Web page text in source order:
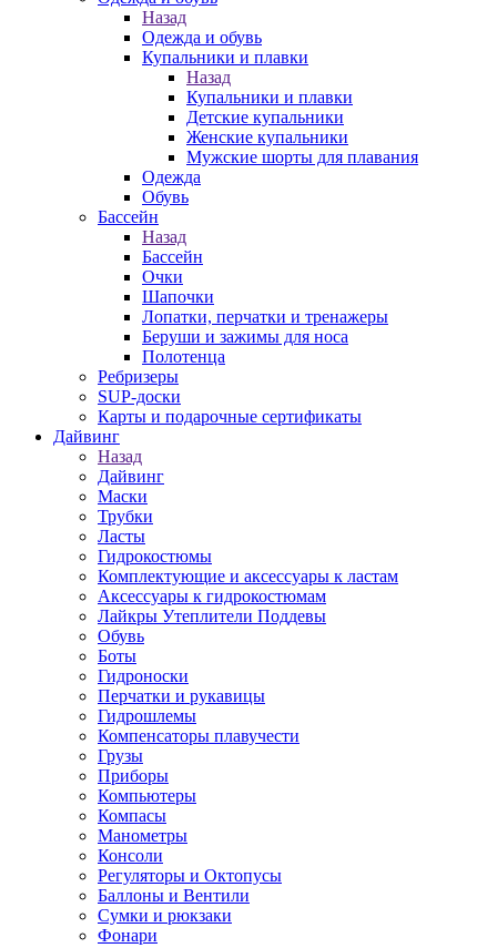
Назад
Одежда и обувь
Купальники и плавки
Назад
Купальники и плавки
Детские купальники
Женские купальники
Мужские шорты для плавания
Одежда
Обувь
Бассейн
Назад
Бассейн
Очки
Шапочки
Лопатки, перчатки и тренажеры
Беруши и зажимы для носа
Полотенца
Ребризеры
SUP-доски
Карты и подарочные сертификаты
Дайвинг
Назад
Дайвинг
Маски
Трубки
Ласты
Гидрокостюмы
Комплектующие и аксессуары к ластам
Аксессуары к гидрокостюмам
Лайкры Утеплители Поддевы
Обувь
Боты
Гидроноски
Перчатки и рукавицы
Гидрошлемы
Компенсаторы плавучести
Грузы
Приборы
Компьютеры
Компасы
Манометры
Консоли
Регуляторы и Октопусы
Баллоны и Вентили
Сумки и рюкзаки
Фонари